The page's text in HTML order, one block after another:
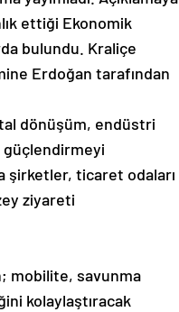
ettiği Ekonomik
bulundu. Kraliçe
Erdoğan tarafından
dönüşüm, endüstri
güçlendirmeyi
şirketler, ticaret odaları
ziyareti
mobilite, savunma
kolaylaştıracak